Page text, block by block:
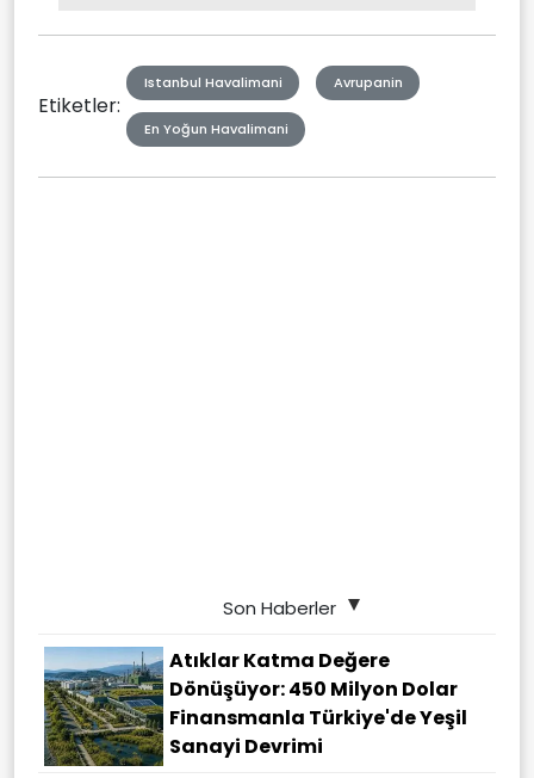
Etiketler:
Istanbul Havalimani Avrupanin
En Yoğun Havalimani
Son Haberler
Atıklar Katma Değere
Dönüşüyor: 450 Milyon Dolar
Finansmanla Türkiye'de Yeşil
Sanayi Devrimi